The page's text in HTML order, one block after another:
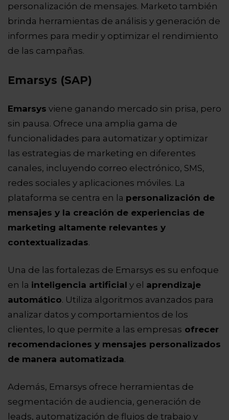
personalización de mensajes. Marketo también
brinda herramientas de análisis y generación de
informes para medir y optimizar el rendimiento
de las campañas.
Emarsys (SAP)
Emarsys viene ganando mercado sin prisa, pero
sin pausa. Ofrece una amplia gama de
funcionalidades para automatizar y optimizar
las estrategias de marketing en diferentes
canales, incluyendo correo electrónico, SMS,
redes sociales y aplicaciones móviles. La
plataforma se centra en la personalización de
mensajes y la creación de experiencias de
marketing altamente relevantes y
contextualizadas.
Una de las fortalezas de Emarsys es su enfoque
en la inteligencia artificial y el aprendizaje
automático. Utiliza algoritmos avanzados para
analizar datos y comportamientos de los
clientes, lo que permite a las empresas ofrecer
recomendaciones y mensajes personalizados
de manera automatizada.
Además, Emarsys ofrece herramientas de
segmentación de audiencia, generación de
leads, automatización de flujos de trabajo y